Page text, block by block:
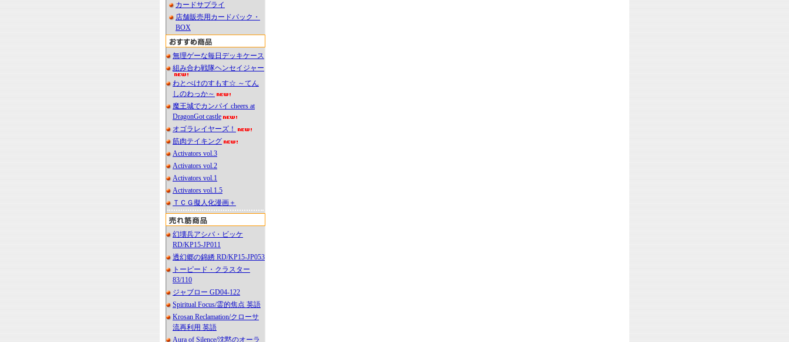
カードサプライ
店舗販売用カードパック・
BOX
無理ゲーな毎日デッキケース
組み合わ戦隊ヘンセイジャー
わとぺけのすもす☆ ～てん
しのわっか～
魔王城でカンパイ cheers at
DragonGot castle
オゴラレイヤーズ！
筋肉テイキング
Activators vol.3
Activators vol.2
Activators vol.1
Activators vol.1.5
ＴＣＧ擬人化漫画＋
幻壊兵アシバ・ビッケ
RD/KP15-JP011
透幻郷の錦綉 RD/KP15-JP053
トーピード・クラスター
83/110
ジャブロー GD04-122
Spiritual Focus/霊的焦点 英語
Krosan Reclamation/クローサ
流再利用 英語
Aura of Silence/沈黙のオーラ